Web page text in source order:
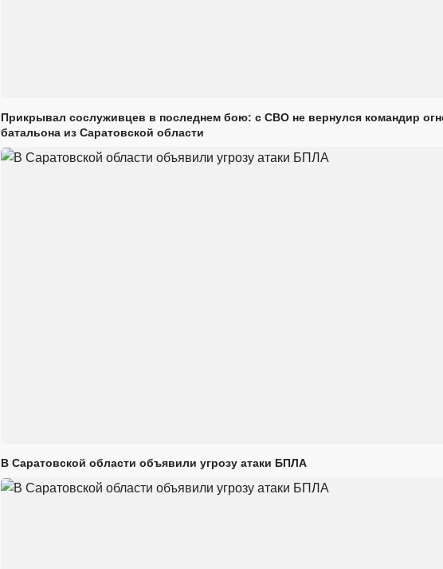
Прикрывал сослуживцев в последнем бою: с СВО не вернулся командир
батальона из Саратовской области
В Саратовской области объявили угрозу атаки БПЛА